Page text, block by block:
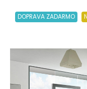
DOPRAVA ZADARMO